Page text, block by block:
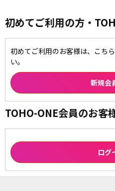
初めてご利用の方・
初めてご利用のお客様は、こち
い。
TOHO-ONE会員のお客